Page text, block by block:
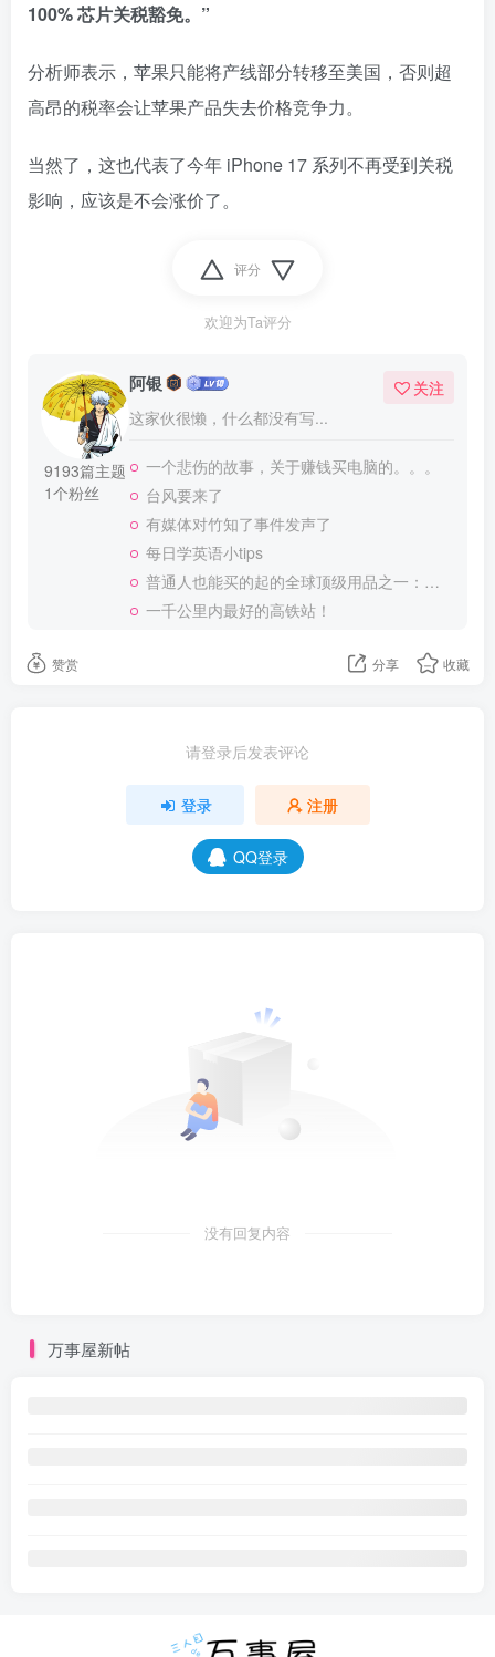
100% 芯片关税豁免。”
分析师表示，苹果只能将产线部分转移至美国，否则超
高昂的税率会让苹果产品失去价格竞争力。
当然了，这也代表了今年 iPhone 17 系列不再受到关税
影响，应该是不会涨价了。
评分
欢迎为Ta评分
9193篇主题
1个粉丝
阿银
这家伙很懒，什么都没有写...
关注
一个悲伤的故事，关于赚钱买电脑的。。。
台风要来了
有媒体对竹知了事件发声了
每日学英语小tips
普通人也能买的起的全球顶级用品之一：WD-40润滑除锈剂！
一千公里内最好的高铁站！
赞赏 分享 收藏
请登录后发表评论
登录 注册
QQ登录
没有回复内容
万事屋新帖